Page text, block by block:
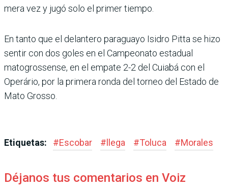
mera vez y jugó solo el primer tiempo.
En tanto que el delantero paraguayo Isidro Pitta se hizo
sentir con dos goles en el Campeonato esta­dual
matogrossense, en el empate 2-2 del Cuiabá con el
Operário, por la primera ronda del torneo del Estado de
Mato Grosso.
Etiquetas: #Escobar # llega #Toluca #Morales
Déjanos tus comentarios en Voiz